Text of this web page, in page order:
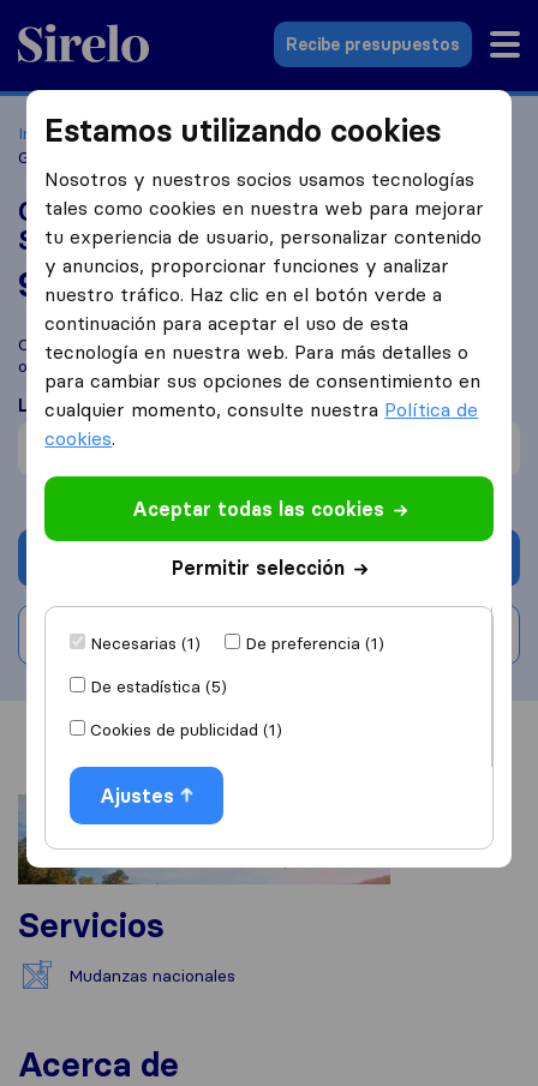
Sirelo.es
Recibe presupuestos
Inicio Empresas de mudanzas
Sant Cugat del Vallés
Guardamuebles Sant Cugat - Servimudanzas
Guardamuebles Sant Cugat -
Servimudanzas
9,4 basado en1930
reseñas de Sirelo y Google
i
Compara Guardamuebles Sant Cugat - Servimudanzas con
otras empresas de mudanzas de Sant Cugat del Valles
Lo que dicen los clientes
Communicación (1)
Solicita Presupuestos
Escribe una valoración
Servicios
Mudanzas nacionales
Acerca de
Estamos utilizando cookies
Nosotros y nuestros socios usamos tecnologías
tales como cookies en nuestra web para mejorar
tu experiencia de usuario, personalizar contenido
y anuncios, proporcionar funciones y analizar
nuestro tráfico. Haz clic en el botón verde a
continuación para aceptar el uso de esta
tecnología en nuestra web. Para más detalles o
para cambiar sus opciones de consentimiento en
cualquier momento, consulte nuestra Política de
cookies.
Aceptar todas las cookies
Permitir selección
Necesarias (1)
De preferencia (1)
De estadística (5)
Cookies de publicidad (1)
Ajustes